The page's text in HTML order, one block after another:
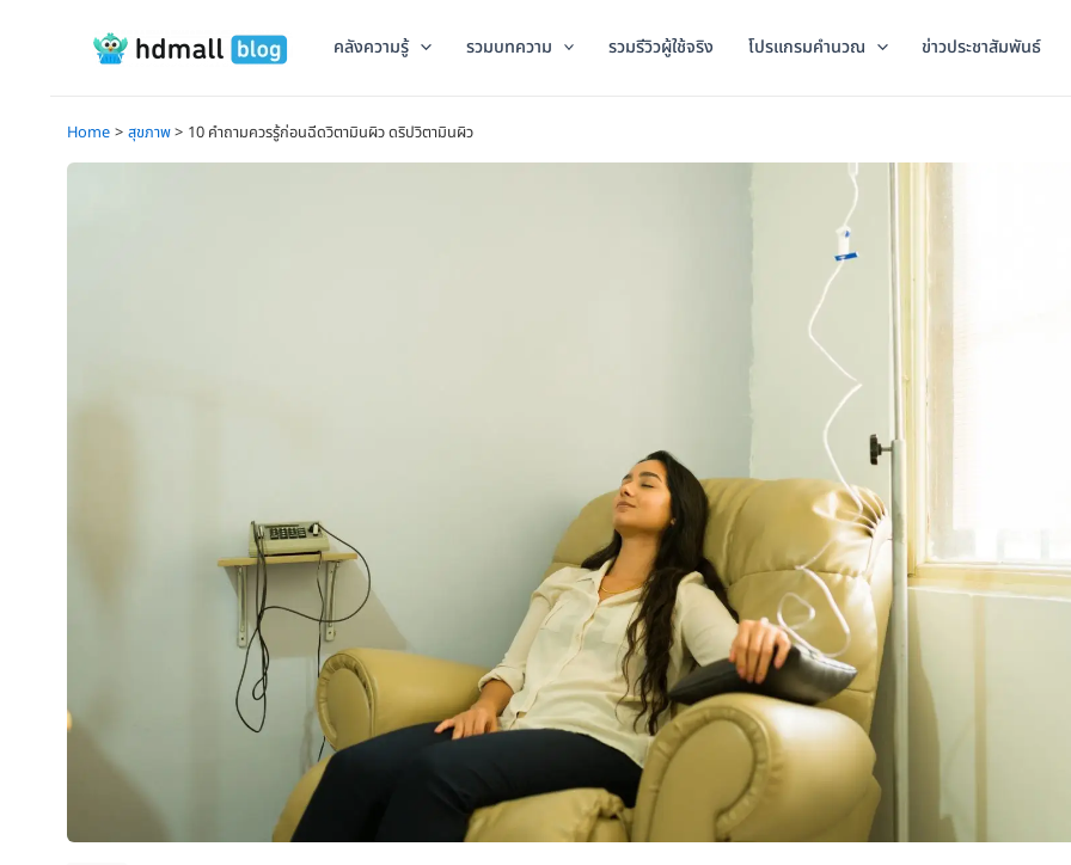
คลังความรู้ รวมบทความ รวมรีวิวผู้ใช้จริง โปรแกรมคำนวณ ข่าวประชาสัมพันธ์
Home สุขภาพ 10 คำถามควรรู้ก่อนฉีดวิตามินผิว ดริปวิตามินผิว